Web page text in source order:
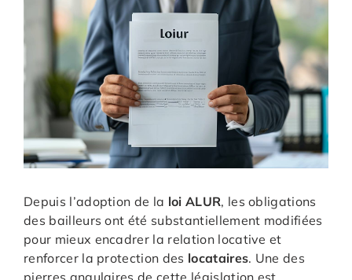
Depuis l’adoption de la loi ALUR, les obligations
des bailleurs ont été substantiellement modifiées
pour mieux encadrer la relation locative et
renforcer la protection des locataires. Une des
pierres angulaires de cette législation est